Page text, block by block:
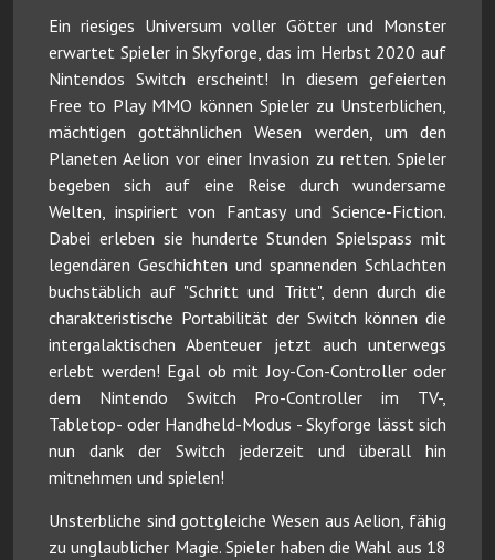
Ein riesiges Universum voller Götter und Monster
erwartet Spieler in Skyforge, das im Herbst 2020 auf
Nintendos Switch erscheint! In diesem gefeierten
Free to Play MMO können Spieler zu Unsterblichen,
mächtigen gottähnlichen Wesen werden, um den
Planeten Aelion vor einer Invasion zu retten. Spieler
begeben sich auf eine Reise durch wundersame
Welten, inspiriert von Fantasy und Science-Fiction.
Dabei erleben sie hunderte Stunden Spielspass mit
legendären Geschichten und spannenden Schlachten
buchstäblich auf "Schritt und Tritt", denn durch die
charakteristische Portabilität der Switch können die
intergalaktischen Abenteuer jetzt auch unterwegs
erlebt werden! Egal ob mit Joy-Con-Controller oder
dem Nintendo Switch Pro-Controller im TV-,
Tabletop- oder Handheld-Modus - Skyforge lässt sich
nun dank der Switch jederzeit und überall hin
mitnehmen und spielen!
Unsterbliche sind gottgleiche Wesen aus Aelion, fähig
zu unglaublicher Magie. Spieler haben die Wahl aus 18